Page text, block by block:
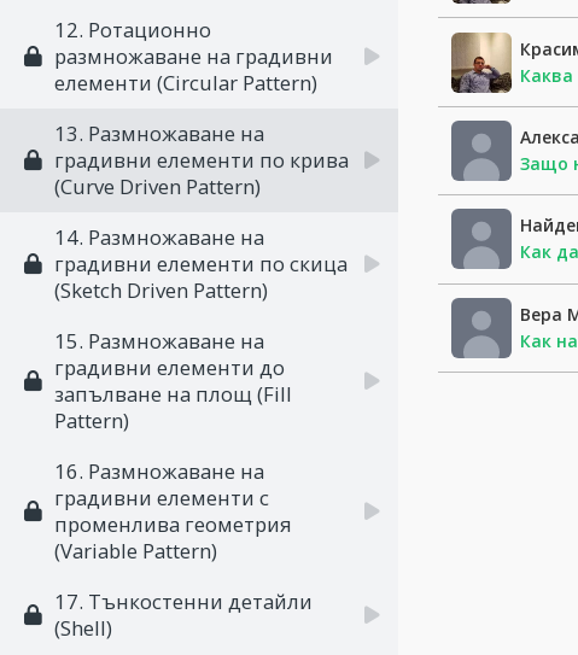
12. Ротационно
размножаване на градивни
елементи (Circular Pattern)
13. Размножаване на
градивни елементи по крива
(Curve Driven Pattern)
14. Размножаване на
градивни елементи по скица
(Sketch Driven Pattern)
15. Размножаване на
градивни елементи до
запълване на площ (Fill
Pattern)
16. Размножаване на
градивни елементи с
променлива геометрия
(Variable Pattern)
17. Тънкостенни детайли
(Shell)
Каква
Защо
Как
Вера
Как